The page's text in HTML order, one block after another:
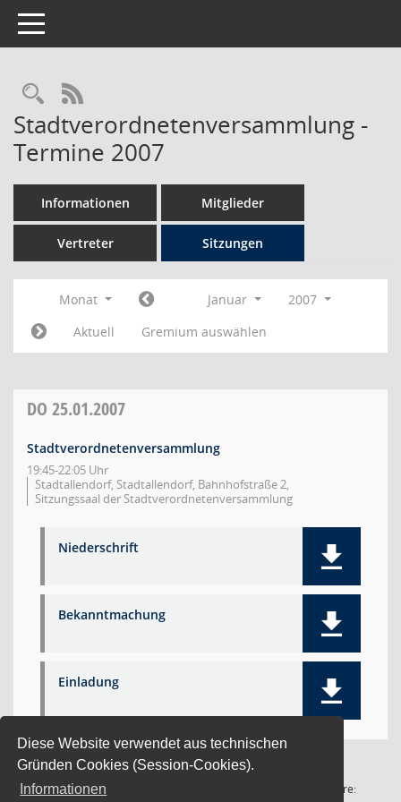
Diese Website verwendet aus technischen
Gründen Cookies (Session-Cookies).
Informationen
Toggle navigation
Rechercheauswahl
RSS-Feed
Stadtverordnetenversammlung -
Termine 2007
Informationen Mitglieder
Vertreter Sitzungen
Monat Januar
2007
Aktuell
Gremium auswählen
DO 25.01.2007
Stadtverordnetenversammlung
19:45-22:05 Uhr
Stadtallendorf, Stadtallendorf, Bahnhofstraße 2,
Sitzungssaal der Stadtverordnetenversammlung
Niederschrift
Bekanntmachung
Einladung
1 Satz
Software: